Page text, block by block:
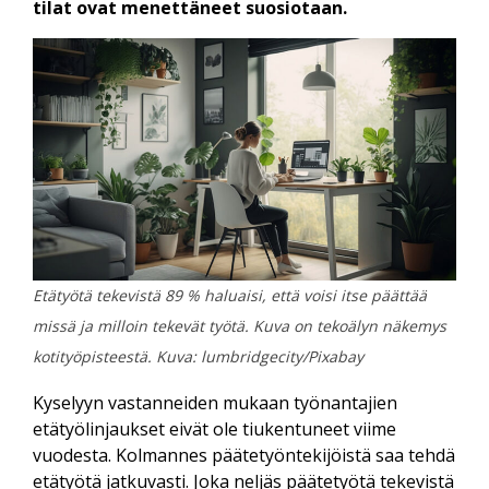
tilat ovat menettäneet suosiotaan.
Etätyötä tekevistä 89 % haluaisi, että voisi itse päättää
missä ja milloin tekevät työtä. Kuva on tekoälyn näkemys
kotityöpisteestä. Kuva: lumbridgecity/Pixabay
Kyselyyn vastanneiden mukaan työnantajien
etätyölinjaukset eivät ole tiukentuneet viime
vuodesta. Kolmannes päätetyöntekijöistä saa tehdä
etätyötä jatkuvasti. Joka neljäs päätetyötä tekevistä